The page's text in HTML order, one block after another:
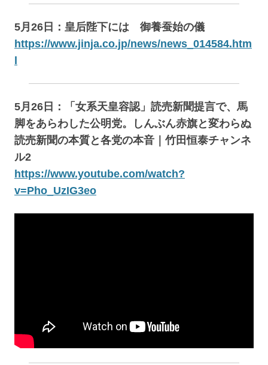
5月26日：皇后陛下には 御養蚕始の儀
https://www.jinja.co.jp/news/news_014584.htm
l
5月26日：「女系天皇容認」読売新聞提言で、馬
脚をあらわした公明党。しんぶん赤旗と変わらぬ
読売新聞の本質と各党の本音｜竹田恒泰チャンネ
ル2
https://www.youtube.com/watch?
v=Pho_UzIG3eo